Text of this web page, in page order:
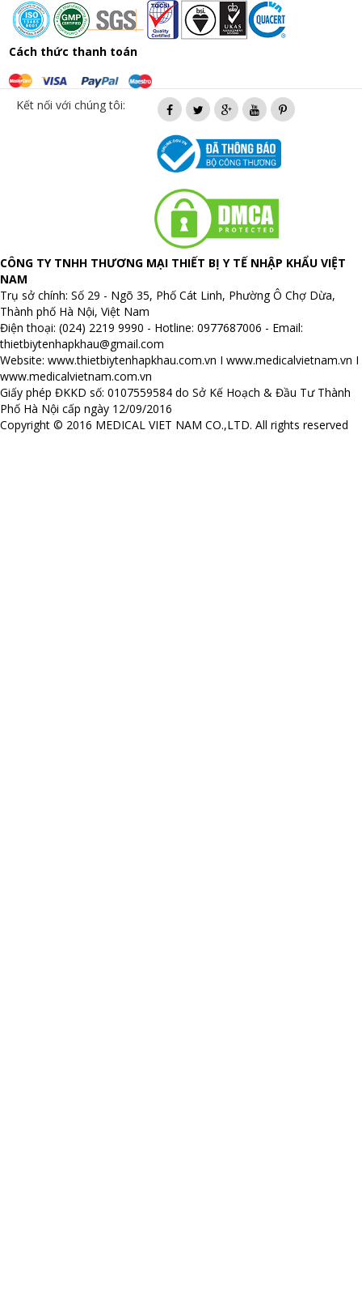
Cách thức thanh toán
Kết nối với chúng tôi:
CÔNG TY TNHH THƯƠNG MẠI THIẾT BỊ Y TẾ NHẬP KHẨU VIỆT
NAM
Trụ sở chính: Số 29 - Ngõ 35, Phố Cát Linh, Phường Ô Chợ Dừa,
Thành phố Hà Nội, Việt Nam
Điện thoại: (024) 2219 9990 - Hotline: 0977687006 - Email:
thietbiytenhapkhau@gmail.com
Website: www.thietbiytenhapkhau.com.vn I www.medicalvietnam.vn I
www.medicalvietnam.com.vn
Giấy phép ĐKKD số: 0107559584 do Sở Kế Hoạch & Đầu Tư Thành
Phố Hà Nội cấp ngày 12/09/2016
Copyright © 2016 MEDICAL VIET NAM CO.,LTD. All rights reserved